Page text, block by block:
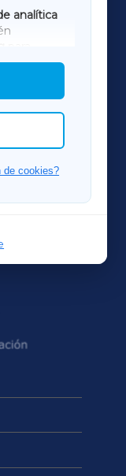
analítica
das
de cookies?